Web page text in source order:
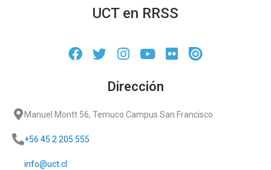
UCT en RRSS
Dirección
Manuel Montt 56, Temuco Campus San Francisco
+56 45 2 205 555
info@uct.cl